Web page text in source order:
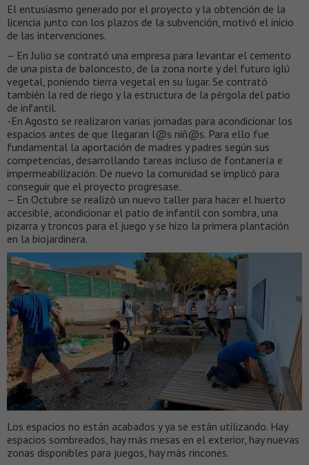
El entusiasmo generado por el proyecto y la obtención de la
licencia junto con los plazos de la subvención, motivó el inicio
de las intervenciones.
– En Julio se contrató una empresa para levantar el cemento
de una pista de baloncesto, de la zona norte y del futuro iglú
vegetal, poniendo tierra vegetal en su lugar. Se contrató
también la red de riego y la estructura de la pérgola del patio
de infantil.
-En Agosto se realizaron varias jornadas para acondicionar los
espacios antes de que llegaran l@s niñ@s. Para ello fue
fundamental la aportación de madres y padres según sus
competencias, desarrollando tareas incluso de fontanería e
impermeabilización. De nuevo la comunidad se implicó para
conseguir que el proyecto progresase.
– En Octubre se realizó un nuevo taller para hacer el huerto
accesible, acondicionar el patio de infantil con sombra, una
pizarra y troncos para el juego y se hizo la primera plantación
en la biojardinera.
Los espacios no están acabados y ya se están utilizando. Hay
espacios sombreados, hay más mesas en el exterior, hay nuevas
zonas disponibles para juegos, hay más rincones.